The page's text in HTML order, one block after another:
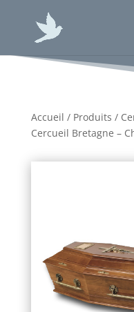
Accueil / Produits /
Cercueil Bretagne –